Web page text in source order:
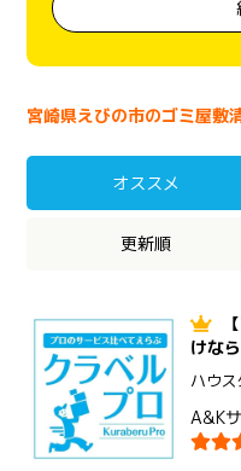
宮崎県えびの市のゴミ屋敷
オススメ
更新順
けな
ハウス
A&K